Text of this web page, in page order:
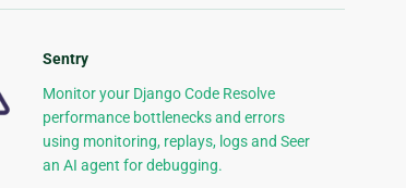
Sentry
Monitor your Django Code Resolve
performance bottlenecks and errors
using monitoring, replays, logs and Seer
an AI agent for debugging.